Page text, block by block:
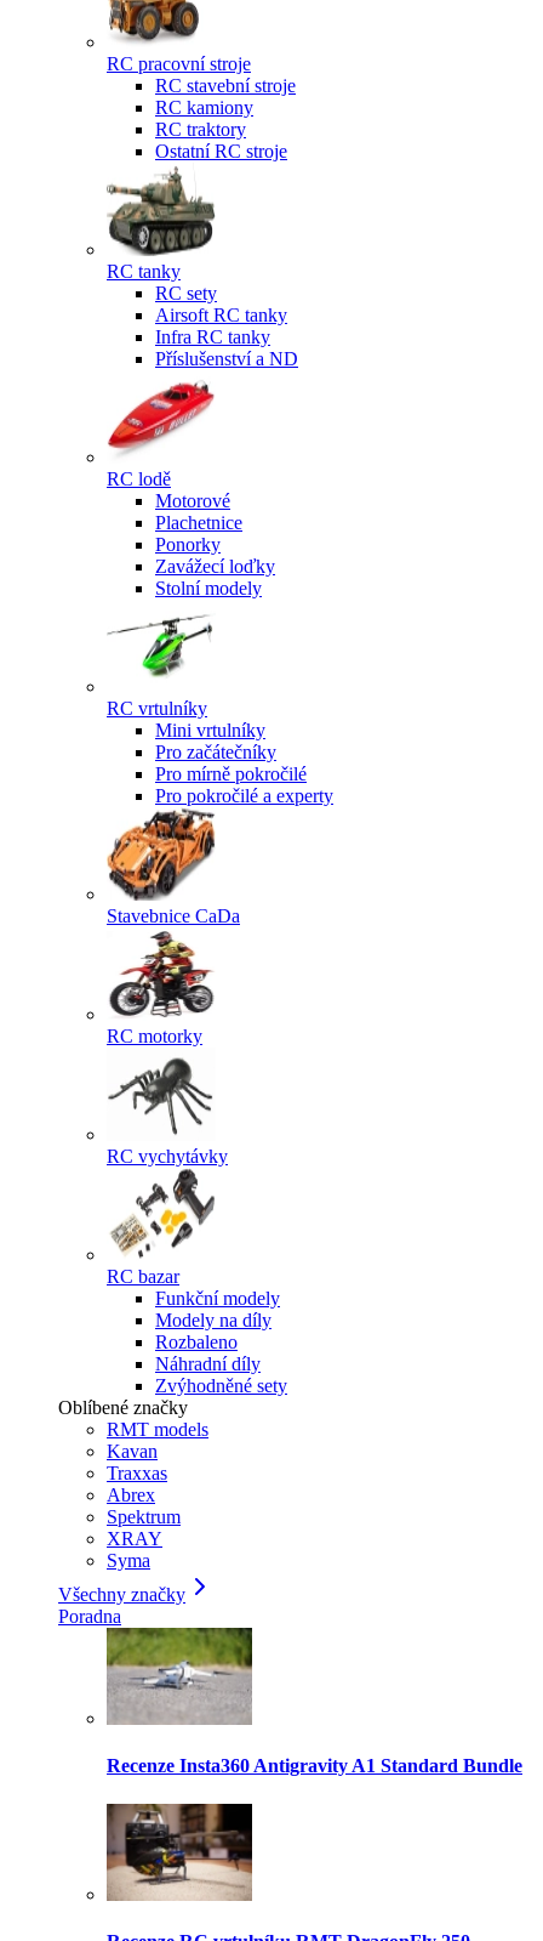
RC pracovní stroje
RC stavební stroje
RC kamiony
RC traktory
Ostatní RC stroje
RC tanky
RC sety
Airsoft RC tanky
Infra RC tanky
Příslušenství a ND
RC lodě
Motorové
Plachetnice
Ponorky
Zavážecí loďky
Stolní modely
RC vrtulníky
Mini vrtulníky
Pro začátečníky
Pro mírně pokročilé
Pro pokročilé a experty
Stavebnice CaDa
RC motorky
RC vychytávky
RC bazar
Funkční modely
Modely na díly
Rozbaleno
Náhradní díly
Zvýhodněné sety
Oblíbené značky
RMT models
Kavan
Traxxas
Abrex
Spektrum
XRAY
Syma
Všechny značky
Poradna
Recenze Insta360 Antigravity A1 Standard Bundle